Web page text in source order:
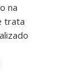
na
trata